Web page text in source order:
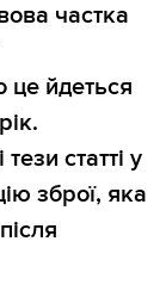
частка
йдеться
статті у
зброї, яка